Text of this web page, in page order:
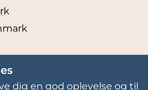
dig en god oplevelse og til